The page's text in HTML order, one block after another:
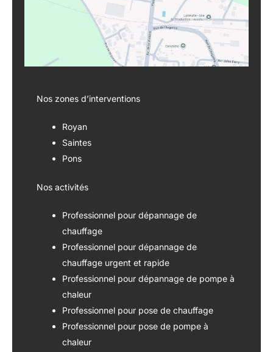
Nos zones d’interventions
Royan
Saintes
Pons
Nos activités
Professionnel pour dépannage de
chauffage
Professionnel pour dépannage de
chauffage urgent et rapide
Professionnel pour dépannage de pompe à
chaleur
Professionnel pour pose de chauffage
Professionnel pour pose de pompe à
chaleur